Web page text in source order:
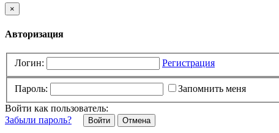
×
Авторизация
Логин: Регистрация
Пароль:
Запомнить меня
Войти как пользователь:
Забыли пароль?
Отмена